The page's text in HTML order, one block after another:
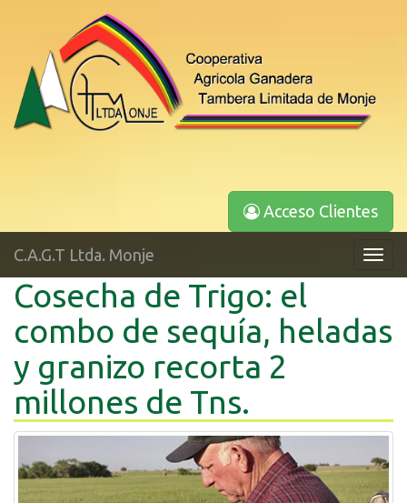
Acceso Clientes
C.A.G.T Ltda. Monje
Cosecha de Trigo: el
combo de sequía, heladas
y granizo recorta 2
millones de Tns.